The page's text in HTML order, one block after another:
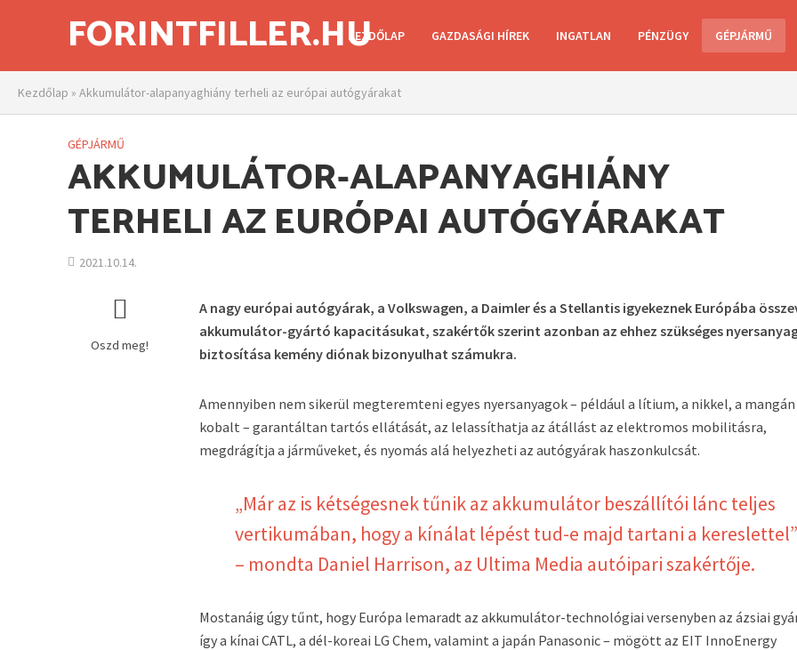
FORINTFILLER.HUKEZDŐLAP GAZDASÁGI HÍREK INGATLAN PÉNZÜGY GÉPJÁRMŰ
Kezdőlap » Akkumulátor-alapanyaghiány terheli az európai autógyárakat
GÉPJÁRMŰ
AKKUMULÁTOR-ALAPANYAGHIÁNY
TERHELI AZ EURÓPAI AUTÓGYÁRAKAT
2021.10.14.
Oszd meg!
A nagy európai autógyárak, a Volkswagen, a Daimler és a Stellantis igyekeznek Európába
akkumulátor-gyártó kapacitásukat, szakértők szerint azonban az ehhez szükséges
biztosítása kemény diónak bizonyulhat számukra.
Amennyiben nem sikerül megteremteni egyes nyersanyagok – például a lítium, a nikkel, a mangán
kobalt – garantáltan tartós ellátását, az lelassíthatja az átállást az elektromos mobilitásra,
megdrágítja a járműveket, és nyomás alá helyezheti az autógyárak haszonkulcsát.
„Már az is kétségesnek tűnik az akkumulátor beszállítói lánc teljes
vertikumában, hogy a kínálat lépést tud-e majd tartani a kereslettel”
– mondta Daniel Harrison, az Ultima Media autóipari szakértője.
Mostanáig úgy tűnt, hogy Európa lemaradt az akkumulátor-technológiai versenyben az ázsiai
így a kínai CATL, a dél-koreai LG Chem, valamint a japán Panasonic – mögött az EIT InnoEnergy